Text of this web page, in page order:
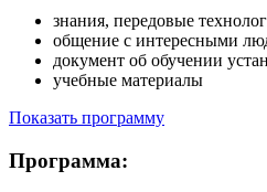
знания, передовые
общение с интересными
документ об обучении
учебные материалы
Показать программу
Программа: